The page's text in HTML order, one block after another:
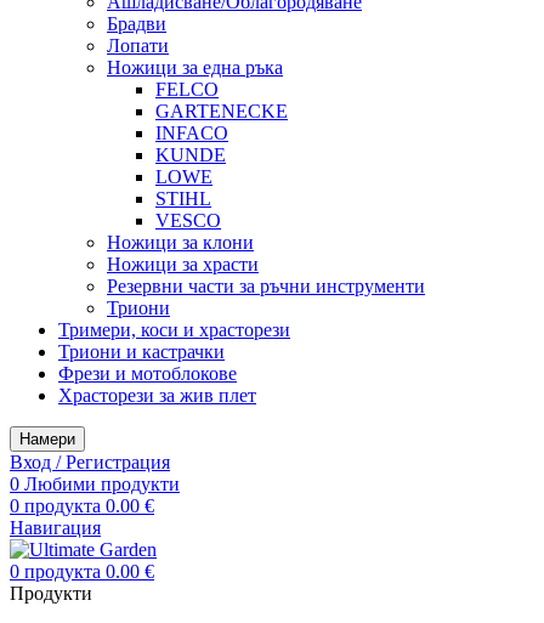
Брадви
Лопати
Ножици за една ръка
FELCO
GARTENECKE
INFACO
KUNDE
LOWE
STIHL
VESCO
Ножици за клони
Ножици за храсти
Резервни части за ръчни инструменти
Триони
Тримери, коси и храсторези
Триони и кастрачки
Фрези и мотоблокове
Храсторези за жив плет
Намери
Вход / Регистрация
0 Любими продукти
0 продукта 0.00 €
Навигация
0 продукта 0.00 €
Продукти